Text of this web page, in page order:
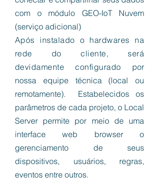
com o módulo GEO-IoT Nuvem
(serviço adicional)
Após instalado o hardwares na
rede do cliente, será
devidamente configurado por
nossa equipe técnica (local ou
remotamente). Estabelecidos os
parâmetros de cada projeto, o Local
Server permite por meio de uma
interface web browser o
gerenciamento de seus
dispositivos, usuários, regras,
eventos entre outros.